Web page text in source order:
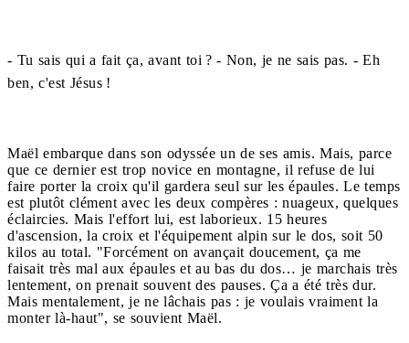
- Tu sais qui a fait ça, avant toi ? - Non, je ne sais pas. - Eh
ben, c'est Jésus !
Maël embarque dans son odyssée un de ses amis. Mais, parce
que ce dernier est trop novice en montagne, il refuse de lui
faire porter la croix qu'il gardera seul sur les épaules. Le temps
est plutôt clément avec les deux compères : nuageux, quelques
éclaircies. Mais l'effort lui, est laborieux. 15 heures
d'ascension, la croix et l'équipement alpin sur le dos, soit 50
kilos au total. "Forcément on avançait doucement, ça me
faisait très mal aux épaules et au bas du dos… je marchais très
lentement, on prenait souvent des pauses. Ça a été très dur.
Mais mentalement, je ne lâchais pas : je voulais vraiment la
monter là-haut", se souvient Maël.